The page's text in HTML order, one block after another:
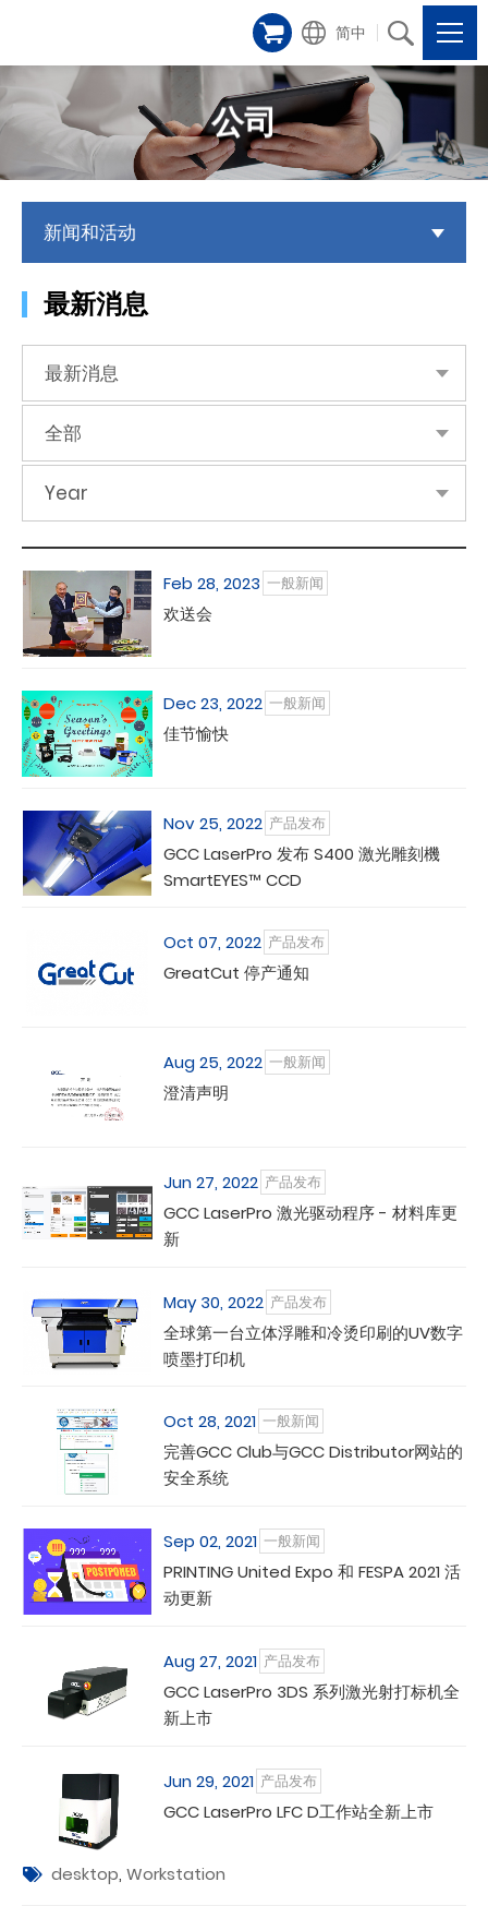
简中
公司
新闻和活动
最新消息
最新消息
全部
Year
Feb 28, 2023 一般新闻
欢送会
Dec 23, 2022 一般新闻
佳节愉快
Nov 25, 2022 产品发布
GCC LaserPro 发布 S400 激光雕刻機
SmartEYES™ CCD
Oct 07, 2022 产品发布
GreatCut 停产通知
Aug 25, 2022 一般新闻
澄清声明
Jun 27, 2022 产品发布
GCC LaserPro 激光驱动程序 - 材料库更
新
May 30, 2022 产品发布
全球第一台立体浮雕和冷烫印刷的UV数字
喷墨打印机
Oct 28, 2021 一般新闻
完善GCC Club与GCC Distributor网站的
安全系统
Sep 02, 2021 一般新闻
PRINTING United Expo 和 FESPA 2021 活
动更新
Aug 27, 2021 产品发布
GCC LaserPro 3DS 系列激光射打标机全
新上市
Jun 29, 2021 产品发布
GCC LaserPro LFC D工作站全新上市
desktop, Workstation